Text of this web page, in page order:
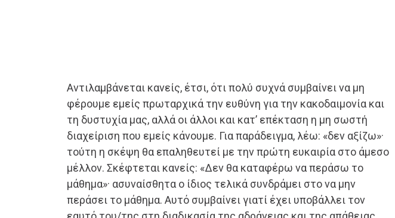
Αντιλαμβάνεται κανείς, έτσι, ότι πολύ συχνά συμβαίνει να μη
φέρουμε εμείς πρωταρχικά την ευθύνη για την κακοδαιμονία και
τη δυστυχία μας, αλλά οι άλλοι και κατ’ επέκταση η μη σωστή
διαχείριση που εμείς κάνουμε. Για παράδειγμα, λέω: «δεν αξίζω»·
τούτη η σκέψη θα επαληθευτεί με την πρώτη ευκαιρία στο άμεσο
μέλλον. Σκέφτεται κανείς: «Δεν θα καταφέρω να περάσω το
μάθημα»· ασυναίσθητα ο ίδιος τελικά συνδράμει στο να μην
περάσει το μάθημα. Αυτό συμβαίνει γιατί έχει υποβάλλει τον